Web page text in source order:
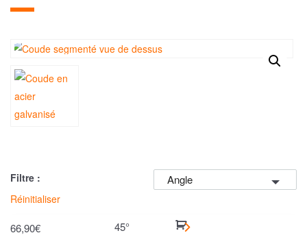
Filtre : Angle
Réinitialiser
66,90€
45°